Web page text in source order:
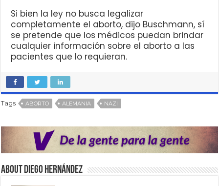
Si bien la ley no busca legalizar
completamente el aborto, dijo Buschmann, sí
se pretende que los médicos puedan brindar
cualquier información sobre el aborto a las
pacientes que lo requieran.
Tags ABORTO ALEMANIA NAZI
About Diego Hernández